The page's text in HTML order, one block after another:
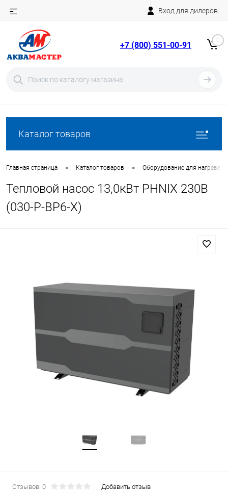
Вход для дилеров
+7 (800) 551-00-91 0
Каталог товаров
Главная страница • Каталог товаров • Оборудование для нагрева
Тепловой насос 13,0кВт PHNIX 230В
(030-P-BP6-X)
Отзывов: 0
Добавить отзыв